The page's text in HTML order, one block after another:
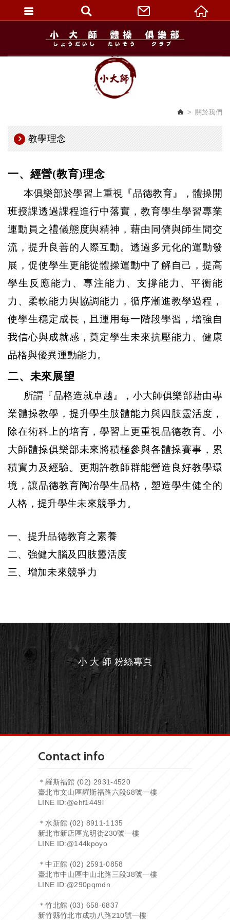
關於我們
教學理念
一、經營(教育)理念
本俱樂部於學習上重視『品德教育』，體操開
班授課透過課程進行中落實，教育學生學習專業
運動員之禮儀態度與精神，藉由同儕與師生間交
流，提升良善的人際互動。透過多元化的運動發
展，促使學生更能從體操運動中了解自己，提高
學生反應能力、專注能力、支撐能力、平衡能
力、柔軟能力與協調能力，循序漸進教學過程，
使學生穩定成長，且運用每一階段學習，增強自
我信心與成就感，奠定學生未來抗壓能力、健康
品格與優異運動能力。
二、未來展望
所謂『品格造就卓越』， 小大師俱樂部藉由專
業體操教學，提升學生肢體能力與四肢靈活度，
除在術科上的培育，學習上更重視品德教育。 小
大師體操俱樂部未來將積極參與各體操賽事，累
積實力及經驗。更期許教師群能營造良好教學環
境，讓品德教育陶冶學生品格，塑造學生健全的
人格，提升學生未來競爭力。
一、提升品德教育之素養
二、強健大腦及四肢靈活度
三、 增加未來競爭力
小 大 師 粉絲專頁
Contact info
＊羅斯福館 (02) 2931-4520
臺北市文山區羅斯福路六段68號一樓
LINE ID:@ehf1449l
＊水新館 (02) 8911-1135
新北市新店區光明街230號一樓
LINE ID:@144kpoyo
＊中正館 (02) 2591-0858
臺北市中山區中山北路三段38號一樓
LINE ID:@290pqmdn
＊竹北館 (03) 658-6837
新竹縣竹北市成功八路210號一樓
繁體中文